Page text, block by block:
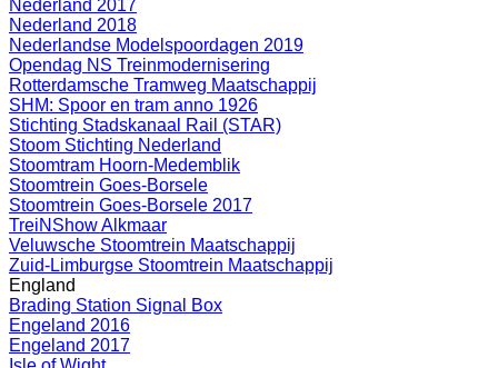
Nederland 2017
Nederland 2018
Nederlandse Modelspoordagen 2019
Opendag NS Treinmodernisering
Rotterdamsche Tramweg Maatschappij
SHM: Spoor en tram anno 1926
Stichting Stadskanaal Rail (STAR)
Stoom Stichting Nederland
Stoomtram Hoorn-Medemblik
Stoomtrein Goes-Borsele
Stoomtrein Goes-Borsele 2017
TreiNShow Alkmaar
Veluwsche Stoomtrein Maatschappij
Zuid-Limburgse Stoomtrein Maatschappij
England
Brading Station Signal Box
Engeland 2016
Engeland 2017